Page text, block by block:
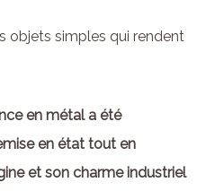
objets simples qui rendent
en métal a été
en état tout en
et son charme industriel